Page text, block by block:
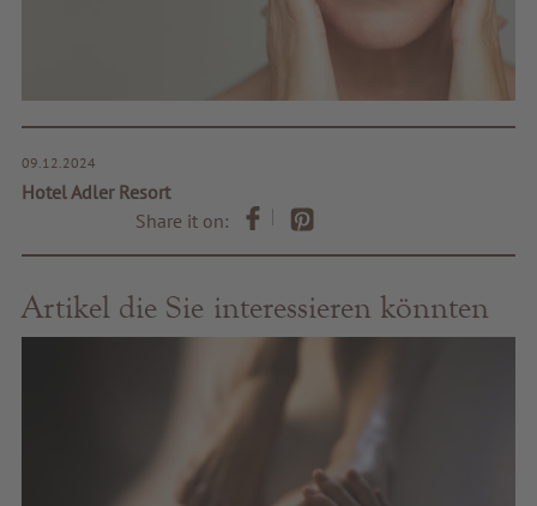
09.12.2024
Hotel Adler Resort
Share it on:
Artikel die Sie interessieren könnten